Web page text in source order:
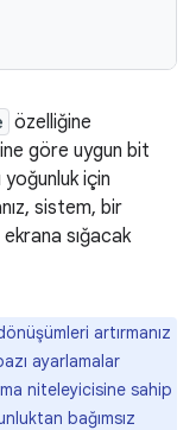
özelliğine
göre uygun bit
için
sistem, bir
sığacak
artırmanız
ayarlamalar
niteleyicisine sahip
bağımsız